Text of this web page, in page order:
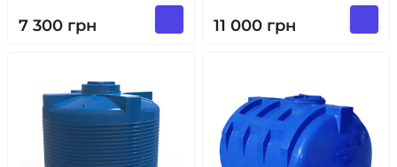
7 300 грн 11 000 грн